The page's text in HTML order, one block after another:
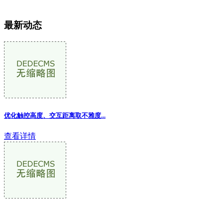
最新动态
优化触控高度、交互距离取不雅度...
查看详情